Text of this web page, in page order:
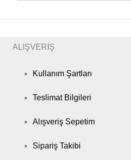
ALIŞVERİŞ
Kullanım Şartları
Teslimat Bilgileri
Alışveriş Sepetim
Sipariş Takibi